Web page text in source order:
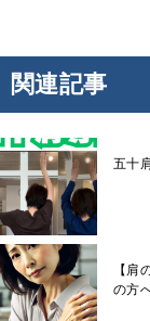
関連記事
五十
【肩
の方